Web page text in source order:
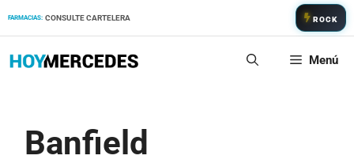
FARMACIAS: CONSULTE CARTELERA ROCK
Menú
Banfield